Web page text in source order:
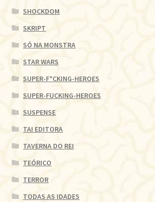
SHOCKDOM
SKRIPT
SÓ NA MONSTRA
STAR WARS
SUPER-F*CKING-HEROES
SUPER-FUCKING-HEROES
SUSPENSE
TAI EDITORA
TAVERNA DO REI
TEÓRICO
TERROR
TODAS AS IDADES